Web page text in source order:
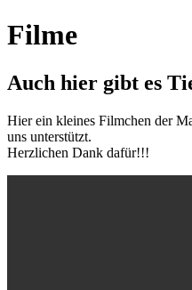
Filme
Auch hier gibt es
Hier ein kleines Filmchen der
uns unterstützt.
Herzlichen Dank dafür!!!